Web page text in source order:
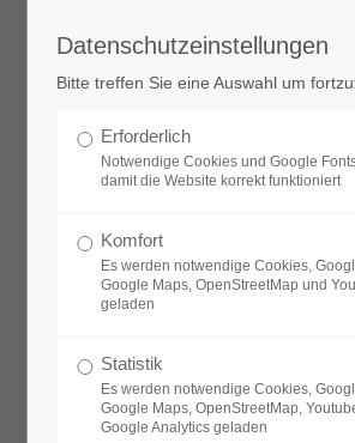
Datenschutzeinstellungen
Bitte treffen Sie eine Auswahl um
Erforderlich
Notwendige Cookies und Google
damit die Website korrekt funktioniert
Komfort
Es werden notwendige Cookies,
Google Maps, OpenStreetMap und
geladen
Statistik
Es werden notwendige Cookies,
Google Maps, OpenStreetMap,
Google Analytics geladen